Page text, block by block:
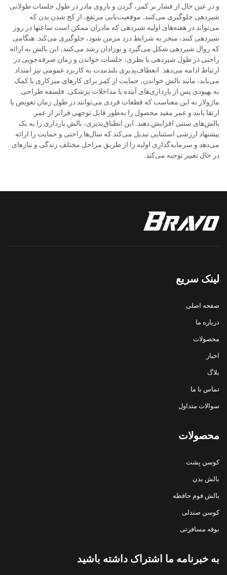
و در عین حال از فشار بر کمر، گردن و بازوی مادر در طول جلسات طولانی
شیردهی جلوگیری می‌کنند. موقعیت‌یابی مرتفع، از کج شدن بدن که
می‌تواند در هفته‌های اولیه شیردهی که مادران ممکن است ساعتها در روز
شیردهی کنند، منجر به شرایط درد مزمن شود، جلوگیری می‌کند. هنگامی
که روال شیردهی شکل می‌گیرد و نوزادان رشد می‌کنند، این بالش به ارائه
راحتی در طول شیردهی با بطری، جلسات خواندن و زمان صرفه‌جویی در
ارتباط ادامه می‌دهد. انعطاف‌پذیری بلندمدت به کاربرد عمومی نیز امتداد
می‌یابد، مانند بالش خواندن، حمایت از کمر برای کارهای میزکاری یا کمک
به بهبودی پس از بارداری‌های آینده یا مداخلات پزشکی. فلسفه طراحی
ماژولار به این معناست که قطعات فردی می‌توانند در طول زمان تعویض یا
ارتقا یابند و عمر مفید محصول را به‌طور قابل توجهی فراتر از عمر
بالش‌های سنتی افزایش دهند. این انطباق‌پذیری، بالش بارداری را به یک
پیشنهاد ارزشی استثنایی تبدیل می‌کند که سال‌ها راحتی و حمایت را ارائه
می‌دهد و سرمایه‌گذاری اولیه را از طریق مراحل مختلف زندگی و نیازهای
در حال تغییر توجیه می‌کند.
لینک سریع
صفحه اصلی
درباره ما
محصولات
اخبار
بلاگ
تماس با ما
سوالات متداول
محصولات
کوسن پشت
بالش بدن
بالش فوم حافظه
کوسن صندلی
بوفه مسافرتی
به خبرنامه ما اشتراک داشته باشید